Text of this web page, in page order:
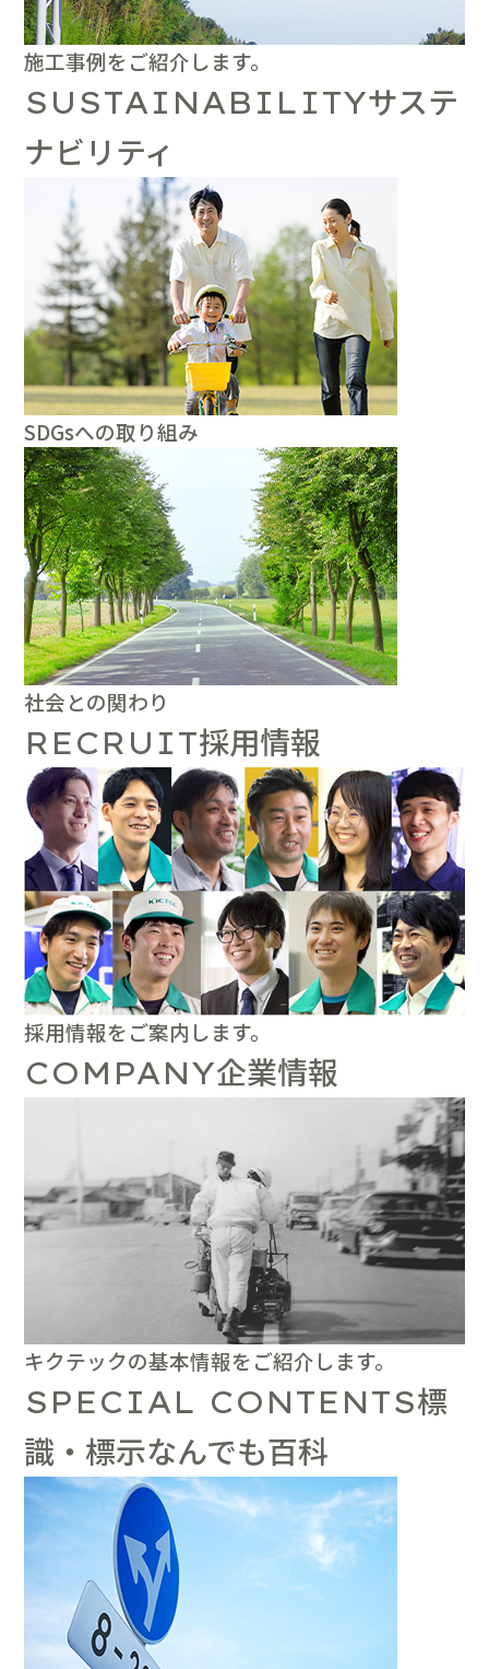
施工事例をご紹介します。
SUSTAINABILITYサステ
ナビリティ
SDGsへの取り組み
社会との関わり
RECRUIT採用情報
採用情報をご案内します。
COMPANY企業情報
キクテックの基本情報をご紹介します。
SPECIAL CONTENTS標
識・標示なんでも百科